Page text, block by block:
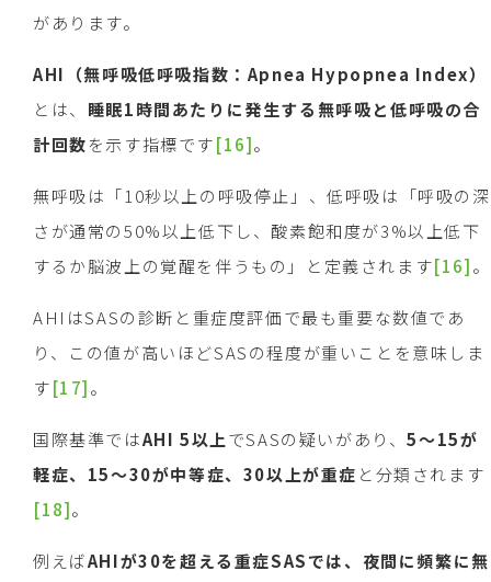
があります。
AHI （無呼吸低呼吸指数： Apnea Hypopnea Index）
とは、 睡眠1時間あたりに発生する無呼吸と低呼吸の合
計回数を示す指標です[16]。
無呼吸は「10秒以上の呼吸停止」、低呼吸は「呼吸の深
さが通常の50%以上低下し、酸素飽和度が3%以上低下
するか脳波上の覚醒を伴うもの」と定義されます[16]。
AHIはSASの診断と重症度評価で最も重要な数値であ
り、この値が高いほどSASの程度が重いことを意味しま
す[17]。
国際基準ではAHI 5以上でSASの疑いがあり、5～15が
軽症、 15～30が中等症、 30以上が重症 と分類されます
[18]。
例えばAHIが30を超える重症SASでは、夜間に頻繁に無